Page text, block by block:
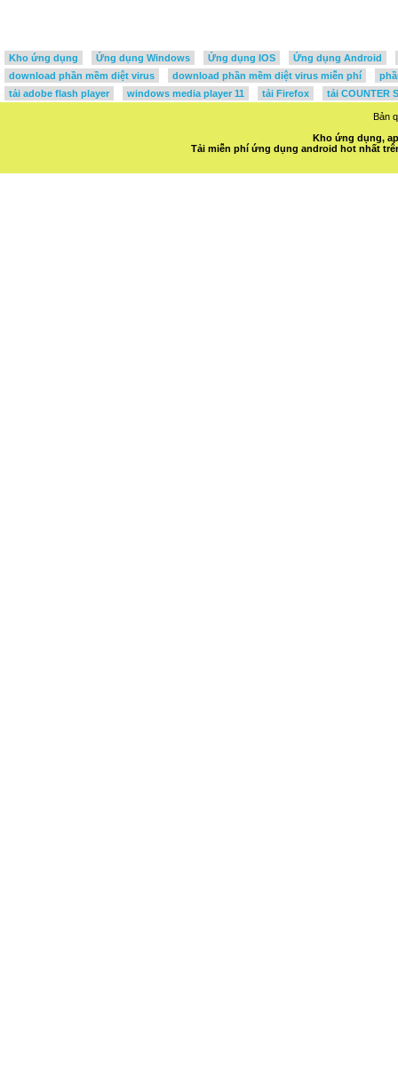
Kho ứng dụng Ứng dụng Windows Ứng dụng IOS
Ứng dụng Android
download phần mềm diệt virus
download phần mềm diệt virus miễn phí
tải adobe flash player
windows media player 11 tải Firefox tải COUNTER
Bản
Kho ứng dụng,
Tải miễn phí ứng dụng android hot nhất